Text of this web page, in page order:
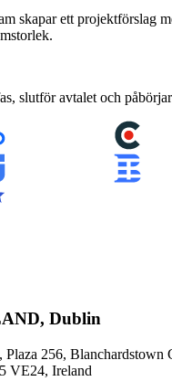
skapar ett projektförslag
slutför avtalet och
Dublin
Plaza 256, Blanchardstown
VE24, Ireland